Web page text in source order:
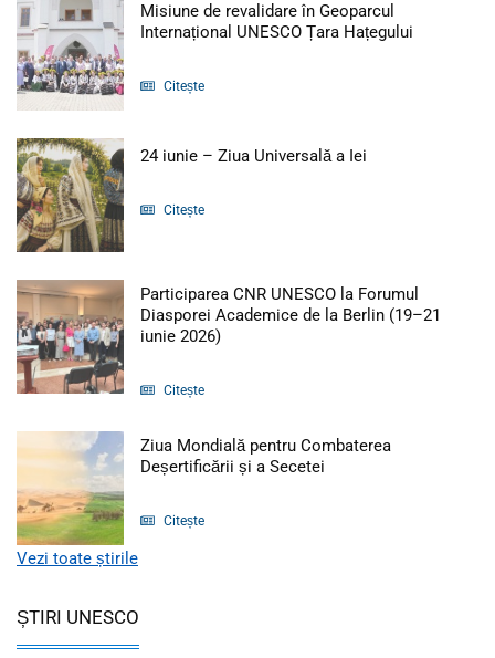
Misiune de revalidare în Geoparcul
Internațional UNESCO Țara Hațegului
Citește
24 iunie – Ziua Universală a Iei
Citește
Participarea CNR UNESCO la Forumul
Diasporei Academice de la Berlin (19–21
iunie 2026)Articol: Participarea CNR UNESCO
Citește
Ziua Mondială pentru Combaterea
Deșertificării și a Secetei
Citește
Vezi toate știrile
ȘTIRI UNESCO